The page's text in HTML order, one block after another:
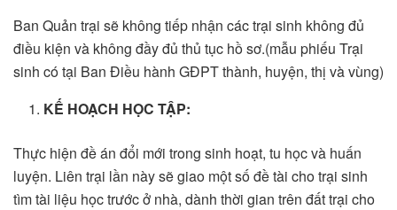
Ban Quản trại sẽ không tiếp nhận các trại sinh không đủ
điều kiện và không đầy đủ thủ tục hồ sơ.(mẫu phiếu Trại
sinh có tại Ban Điều hành GĐPT thành, huyện, thị và vùng)
KẾ HOẠCH HỌC TẬP:
Thực hiện đề án đổi mới trong sinh hoạt, tu học và huấn
luyện. Liên trại lần này sẽ giao một số đề tài cho trại sinh
tìm tài liệu học trước ở nhà, dành thời gian trên đất trại cho